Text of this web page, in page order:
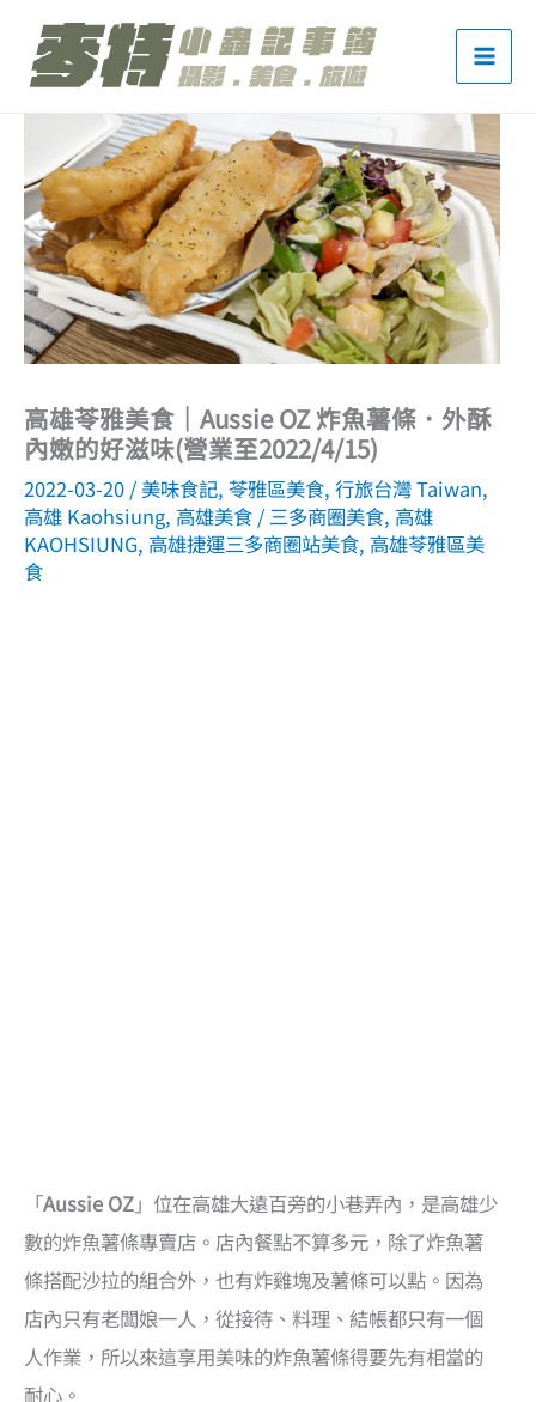
高雄苓雅美食｜Aussie OZ 炸魚薯條．外酥
內嫩的好滋味(營業至2022/4/15)
2022-03-20 / 美味食記, 苓雅區美食, 行旅台灣 Taiwan,
高雄 Kaohsiung, 高雄美食 / 三多商圈美食, 高雄
KAOHSIUNG, 高雄捷運三多商圈站美食, 高雄苓雅區美
食
「Aussie OZ」位在高雄大遠百旁的小巷弄內，是高雄少
數的炸魚薯條專賣店。店內餐點不算多元，除了炸魚薯
條搭配沙拉的組合外，也有炸雞塊及薯條可以點。因為
店內只有老闆娘一人，從接待、料理、結帳都只有一個
人作業，所以來這享用美味的炸魚薯條得要先有相當的
耐心。